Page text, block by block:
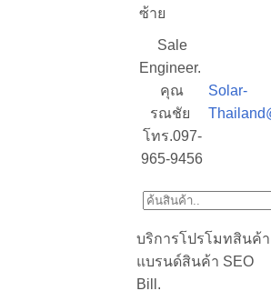
ซ้าย
Sale
Engineer.
คุณ
รณชัย
โทร.097-
965-9456
Solar-
บริการโปรโมทสินค้า
แบรนด์สินค้า SEO
Bill.